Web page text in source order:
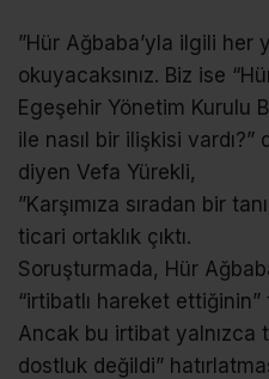
”Hür Ağbaba’yla ilgili her
okuyacaksınız. Biz ise
Egeşehir Yönetim Kurulu
ile nasıl bir ilişkisi
diyen Vefa Yürekli,
”Karşımıza sıradan bir
ticari ortaklık çıktı.
Soruşturmada, Hür
“irtibatlı hareket
Ancak bu irtibat yalnızca
dostluk değildi”